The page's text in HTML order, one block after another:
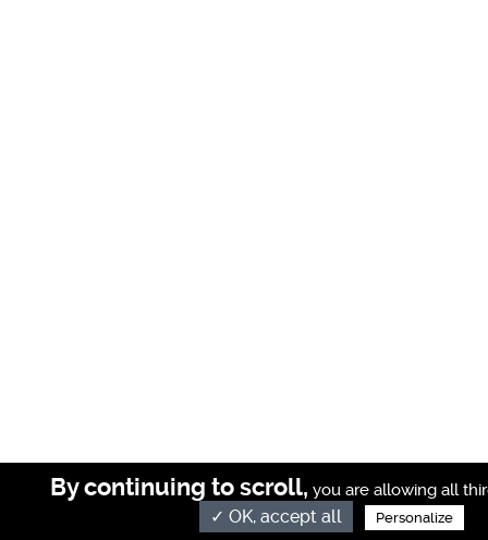
By continuing to scroll, you are allowing all
✓ OK, accept all Personalize